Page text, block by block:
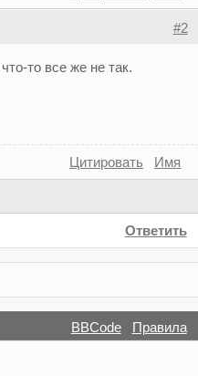
#2
то все же не так.
Цитировать Имя
Ответить
BBCode Правила